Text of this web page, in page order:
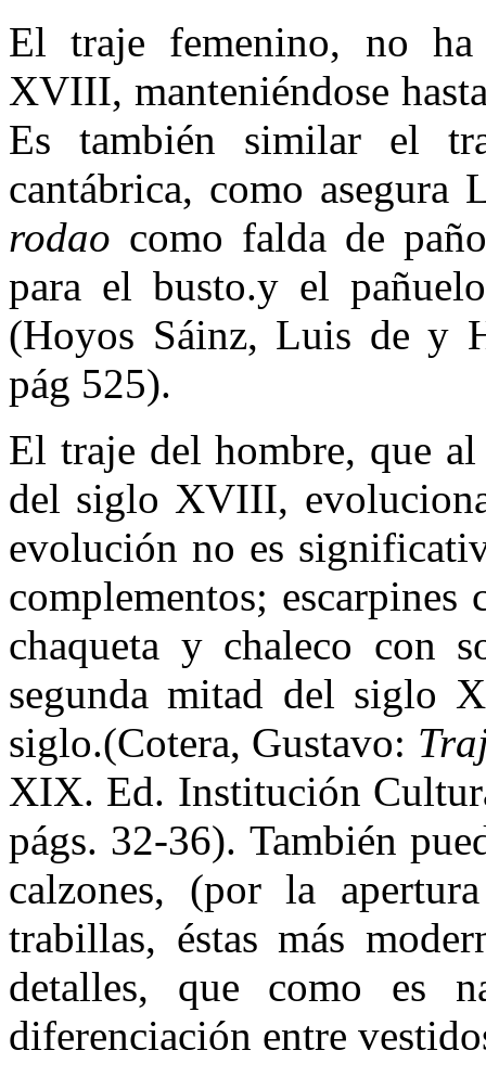
El traje femenino, no
XVIII, manteniéndose
Es también similar el
cantábrica, como asegura
rodao como falda de
para el busto.y el
(Hoyos Sáinz, Luis de y
pág 525).
El traje del hombre, que
del siglo XVIII,
evolución no es
complementos;
chaqueta y chaleco con
segunda mitad del siglo
siglo.(Cotera, Gustavo:
XIX. Ed. Institución
págs. 32-36). También
calzones, (por la
trabillas, éstas más
detalles, que como es
diferenciación entre